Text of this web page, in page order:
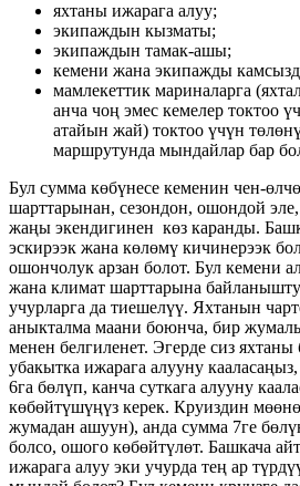
яхтаны ижарага алуу;
экипаждын кызматы;
экипаждын тамак-ашы;
кемени жана экипажды
мамлекеттик мариналарга
анча чоң эмес кемелер токтоо
атайын жай) токтоо үчүн
маршрутунда мындайлар бар
Бул сумма көбүнесе кеменин чен-
шарттарынан, сезондон, ошондой
жаңы экендигинен көз каранды.
эскирээк жана көлөмү кичинерээк
ошончолук арзан болот. Бул кемени
жана климат шарттарына
учурларга да тиешелүү. Яхтанын
аныкталма маани боюнча, бир
менен белгиленет. Эгерде сиз
убакытка ижарага алууну
6га бөлүп, канча суткага алууну
көбөйтүшүңүз керек. Круиздин
жумадан ашуун), анда сумма 7ге
болсо, ошого көбөйтүлөт. Башкача
ижарага алуу эки учурда тең ар